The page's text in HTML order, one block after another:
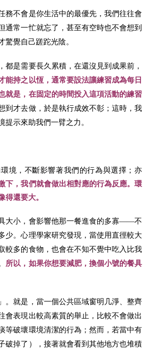
務不會是你生活中的最優先，我們往往會
通常一忙就忘了，甚至有空時也不會想到
驚覺自己蹉跎光陰。
都是需要長久累積，在還沒見到成果前，
能持之以恆，通常要設法讓練習成為每日
就是，在固定的時間投入這項活動的練習
到才去做，於是執行成效不彰；這時，我
提示來助我們一臂之力。
境，不斷影響著我們的行為與選擇；亦
下，我們就會做出相對應的行為反應。環
得還要大。
大小，會影響他那一餐進食的多寡——不
少。心理學家研究發現，當使用直徑較大
較多的食物，也會在不知不覺中吃入比我
所以，如果你想要減肥，換個小號的餐具
。就是，當一個公共區域窗明几淨、整齊
會表現出較高素質的舉止，比較不會做出
等破壞環境清潔的行為；然而，若當中有
破掉了），接著就會看到其他地方也堆積